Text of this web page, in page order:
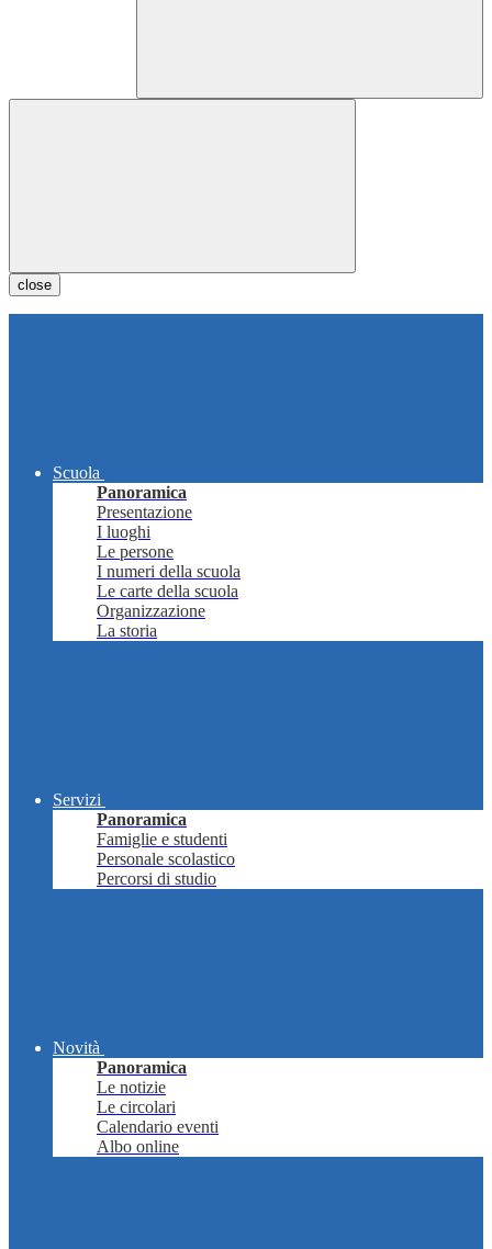
close
Scuola
Panoramica
Presentazione
I luoghi
Le persone
I numeri della scuola
Le carte della scuola
Organizzazione
La storia
Servizi
Panoramica
Famiglie e studenti
Personale scolastico
Percorsi di studio
Novità
Panoramica
Le notizie
Le circolari
Calendario eventi
Albo online